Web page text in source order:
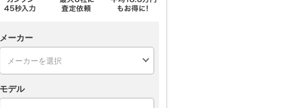
メーカー
モデル